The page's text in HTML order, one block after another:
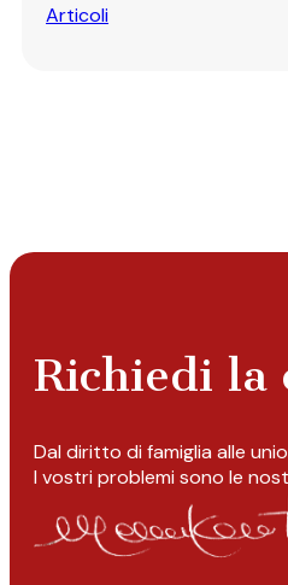
Articoli
Richiedi la
Dal diritto di famiglia alle
I vostri problemi sono le